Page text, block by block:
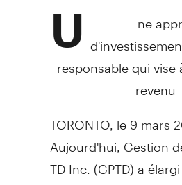
U
ne
responsable qui
revenu
TORONTO, le 9 mars
Aujourd'hui, Gestion
TD Inc. (GPTD) a